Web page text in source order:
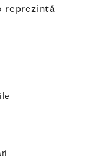
reprezintă